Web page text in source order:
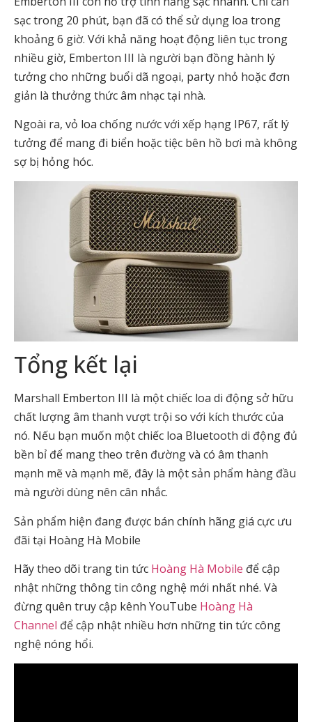
sạc trong 20 phút, bạn đã có thể sử dụng loa trong
khoảng 6 giờ. Với khả năng hoạt động liên tục trong
nhiều giờ, Emberton III là người bạn đồng hành lý
tưởng cho những buổi dã ngoại, party nhỏ hoặc đơn
giản là thưởng thức âm nhạc tại nhà.
Ngoài ra, vỏ loa chống nước với xếp hạng IP67, rất lý
tưởng để mang đi biển hoặc tiệc bên hồ bơi mà không
sợ bị hỏng hóc.
Tổng kết lại
Marshall Emberton III là một chiếc loa di động sở hữu
chất lượng âm thanh vượt trội so với kích thước của
nó. Nếu bạn muốn một chiếc loa Bluetooth di động đủ
bền bỉ để mang theo trên đường và có âm thanh
mạnh mẽ và mạnh mẽ, đây là một sản phẩm hàng đầu
mà người dùng nên cân nhắc.
Sản phẩm hiện đang được bán chính hãng giá cực ưu
đãi tại Hoàng Hà Mobile
Hãy theo dõi trang tin tức Hoàng Hà Mobile để cập
nhật những thông tin công nghệ mới nhất nhé. Và
đừng quên truy cập kênh YouTube Hoàng Hà
Channel để cập nhật nhiều hơn những tin tức công
nghệ nóng hổi.